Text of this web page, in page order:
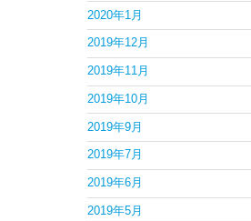
2020年1月
2019年12月
2019年11月
2019年10月
2019年9月
2019年7月
2019年6月
2019年5月